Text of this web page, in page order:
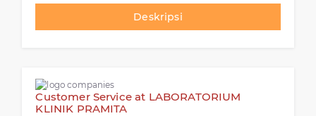
Deskripsi
Customer Service at LABORATORIUM
KLINIK PRAMITA